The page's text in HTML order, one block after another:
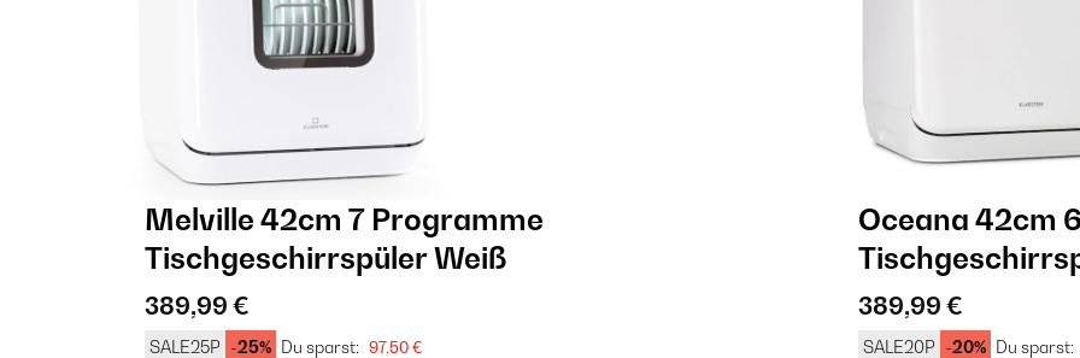
Melville 42cm 7 Programme
Tischgeschirrspüler Weiß
389,99 €
SALE25P -25% Du sparst: 97,50 €
Oceana 42cm
389,99 €
SALE20P -20% Du sparst: